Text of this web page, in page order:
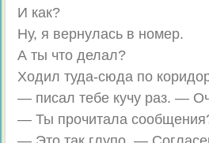
И как?
Ну, я вернулась в номер.
А ты что делал?
Ходил туда-сюда по
— писал тебе кучу раз. —
— Ты прочитала